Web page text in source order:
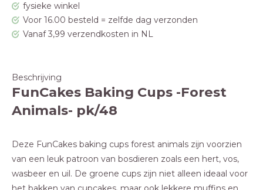
fysieke winkel
Voor 16.00 besteld = zelfde dag verzonden
Vanaf 3,99 verzendkosten in NL
Beschrijving
FunCakes Baking Cups -Forest
Animals- pk/48
Deze FunCakes baking cups forest animals zijn voorzien
van een leuk patroon van bosdieren zoals een hert, vos,
wasbeer en uil. De groene cups zijn niet alleen ideaal voor